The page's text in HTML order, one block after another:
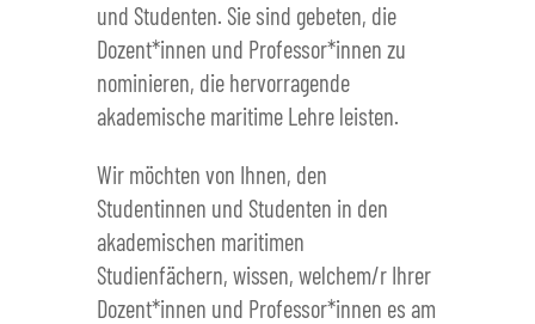
und Studenten. Sie sind gebeten, die
Dozent*innen und Professor*innen zu
nominieren, die hervorragende
akademische maritime Lehre leisten.
Wir möchten von Ihnen, den
Studentinnen und Studenten in den
akademischen maritimen
Studienfächern, wissen, welchem/r Ihrer
Dozent*innen und Professor*innen es am